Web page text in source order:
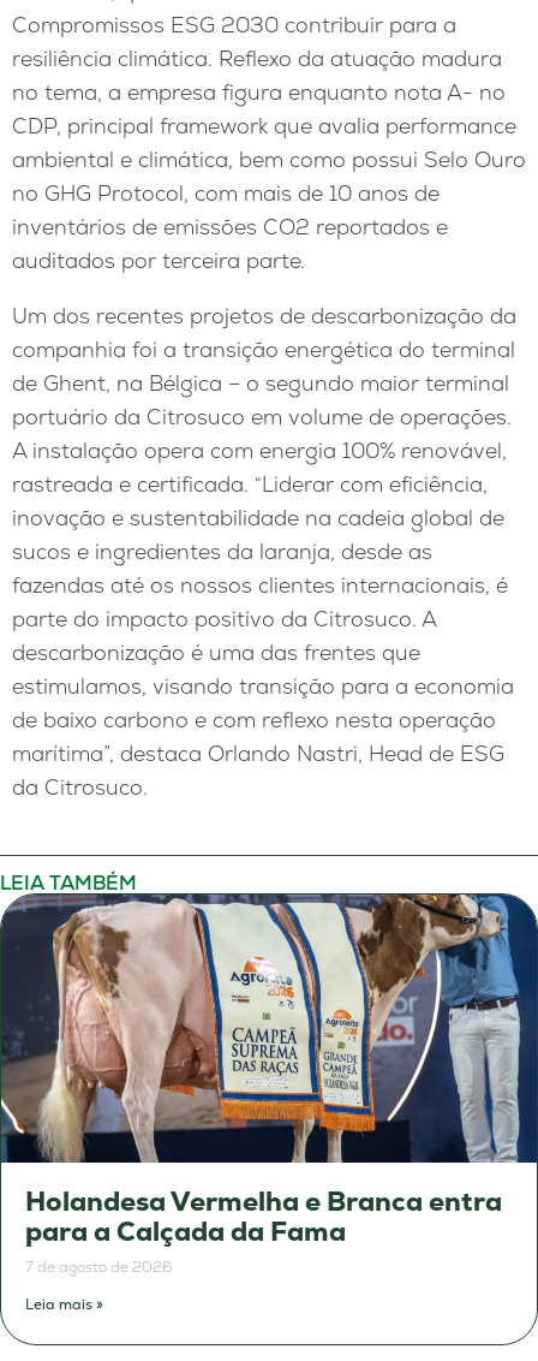
Compromissos ESG 2030 contribuir para a
resiliência climática. Reflexo da atuação madura
no tema, a empresa figura enquanto nota A- no
CDP, principal framework que avalia performance
ambiental e climática, bem como possui Selo Ouro
no GHG Protocol, com mais de 10 anos de
inventários de emissões CO2 reportados e
auditados por terceira parte.
Um dos recentes projetos de descarbonização da
companhia foi a transição energética do terminal
de Ghent, na Bélgica – o segundo maior terminal
portuário da Citrosuco em volume de operações.
A instalação opera com energia 100% renovável,
rastreada e certificada. “Liderar com eficiência,
inovação e sustentabilidade na cadeia global de
sucos e ingredientes da laranja, desde as
fazendas até os nossos clientes internacionais, é
parte do impacto positivo da Citrosuco. A
descarbonização é uma das frentes que
estimulamos, visando transição para a economia
de baixo carbono e com reflexo nesta operação
marítima”, destaca Orlando Nastri, Head de ESG
da Citrosuco.
LEIA TAMBÉM
Holandesa Vermelha e Branca entra
para a Calçada da Fama
7 de agosto de 2026
Leia mais »